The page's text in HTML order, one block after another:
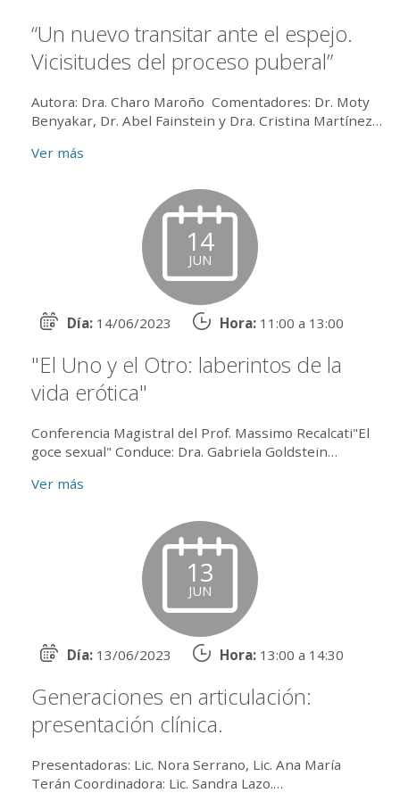
“Un nuevo transitar ante el espejo.
Vicisitudes del proceso puberal”
Autora: Dra. Charo Maroño Comentadores: Dr. Moty
Benyakar, Dr. Abel Fainstein y Dra. Cristina Martínez
Ver más
14
JUN
Día: 14/06/2023 Hora: 11:00 a 13:00
"El Uno y el Otro: laberintos de la
vida erótica"
Conferencia Magistral del Prof. Massimo Recalcati"El
goce sexual" Conduce: Dra. Gabriela Goldstein
Ver más
13
JUN
Día: 13/06/2023 Hora: 13:00 a 14:30
Generaciones en articulación:
presentación clínica.
Presentadoras: Lic. Nora Serrano, Lic. Ana María
Terán Coordinadora: Lic. Sandra Lazo.